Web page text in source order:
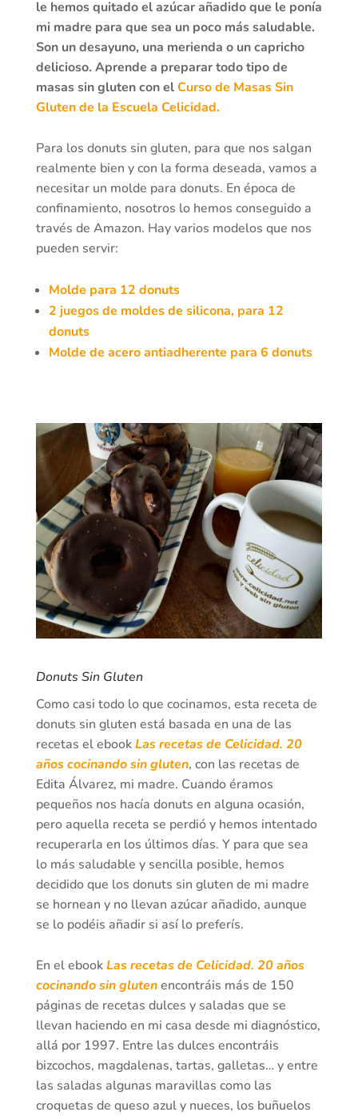
le hemos quitado el azúcar añadido que le ponía
mi madre para que sea un poco más saludable.
Son un desayuno, una merienda o un capricho
delicioso. Aprende a preparar todo tipo de
masas sin gluten con elCurso de Masas Sin
Gluten de la Escuela Celicidad.
Para los donuts sin gluten, para que nos salgan
realmente bien y con la forma deseada, vamos a
necesitar un molde para donuts. En época de
confinamiento, nosotros lo hemos conseguido a
través de Amazon. Hay varios modelos que nos
pueden servir:
Molde para 12 donuts
2 juegos de moldes de silicona, para 12
donuts
Molde de acero antiadherente para 6 donuts
Donuts Sin Gluten
Como casi todo lo que cocinamos, esta receta de
donuts sin gluten está basada en una de las
recetas el ebookLas recetas de Celicidad. 20
años cocinando sin gluten, con las recetas de
Edita Álvarez, mi madre. Cuando éramos
pequeños nos hacía donuts en alguna ocasión,
pero aquella receta se perdió y hemos intentado
recuperarla en los últimos días. Y para que sea
lo más saludable y sencilla posible, hemos
decidido que los donuts sin gluten de mi madre
se hornean y no llevan azúcar añadido, aunque
se lo podéis añadir si así lo preferís.
En el ebookLas recetas de Celicidad. 20 años
cocinando sin glutenencontráis más de 150
páginas de recetas dulces y saladas que se
llevan haciendo en mi casa desde mi diagnóstico,
allá por 1997. Entre las dulces encontráis
bizcochos, magdalenas, tartas, galletas… y entre
las saladas algunas maravillas como las
croquetas de queso azul y nueces, los buñuelos